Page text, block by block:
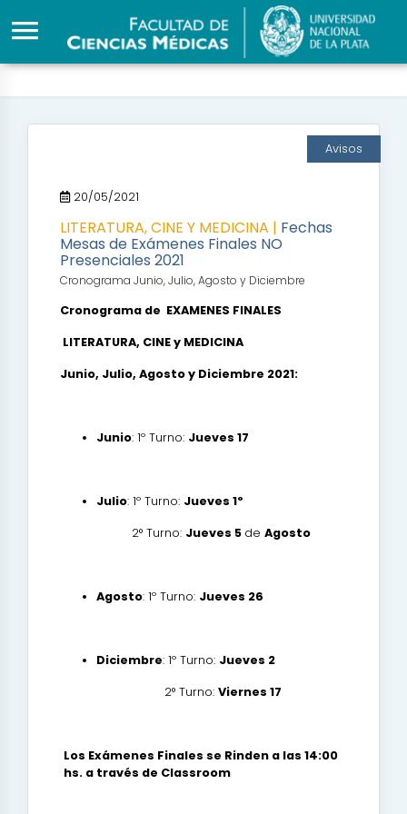
Avisos
20/05/2021
LITERATURA, CINE Y MEDICINA | Fechas
Mesas de Exámenes Finales NO
Presenciales 2021
Cronograma Junio, Julio, Agosto y Diciembre
Cronograma de EXAMENES FINALES
LITERATURA, CINE y MEDICINA
Junio, Julio, Agosto y Diciembre 2021:
Junio: 1º Turno: Jueves 17
Julio: 1º Turno: Jueves 1º
2° Turno: Jueves 5 de Agosto
Agosto: 1º Turno: Jueves 26
Diciembre: 1º Turno: Jueves 2
2° Turno: Viernes 17
Los Exámenes Finales se Rinden a las 14:00
hs. a través de Classroom